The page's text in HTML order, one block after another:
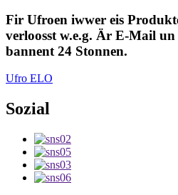
Fir Ufroen iwwer eis
verloosst w.e.g. Är E-Mail
bannent 24 Stonnen.
Ufro ELO
Sozial